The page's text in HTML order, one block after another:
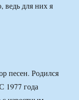
ведь для них я
песен. Родился
1977 года